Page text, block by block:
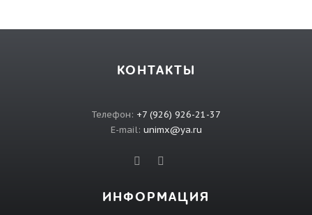
КОНТАКТЫ
Телефон: +7 (926) 926-21-37
E-mail: unimx@ya.ru
ИНФОРМАЦИЯ